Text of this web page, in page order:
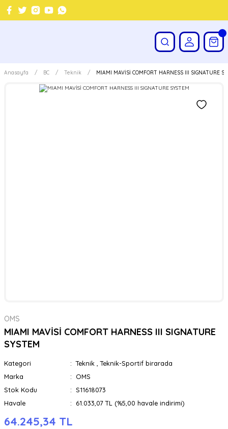
Anasayfa BC Teknik MIAMI MAVİSİ COMFORT HARNESS III SIGNATURE
OMS
MIAMI MAVİSİ COMFORT HARNESS III SIGNATURE
SYSTEM
Kategori Teknik ,Teknik-Sportif birarada
Marka
OMS
Stok Kodu
S11618073
Havale
61.033,07 TL (%5,00 havale indirimi)
64.245,34 TL